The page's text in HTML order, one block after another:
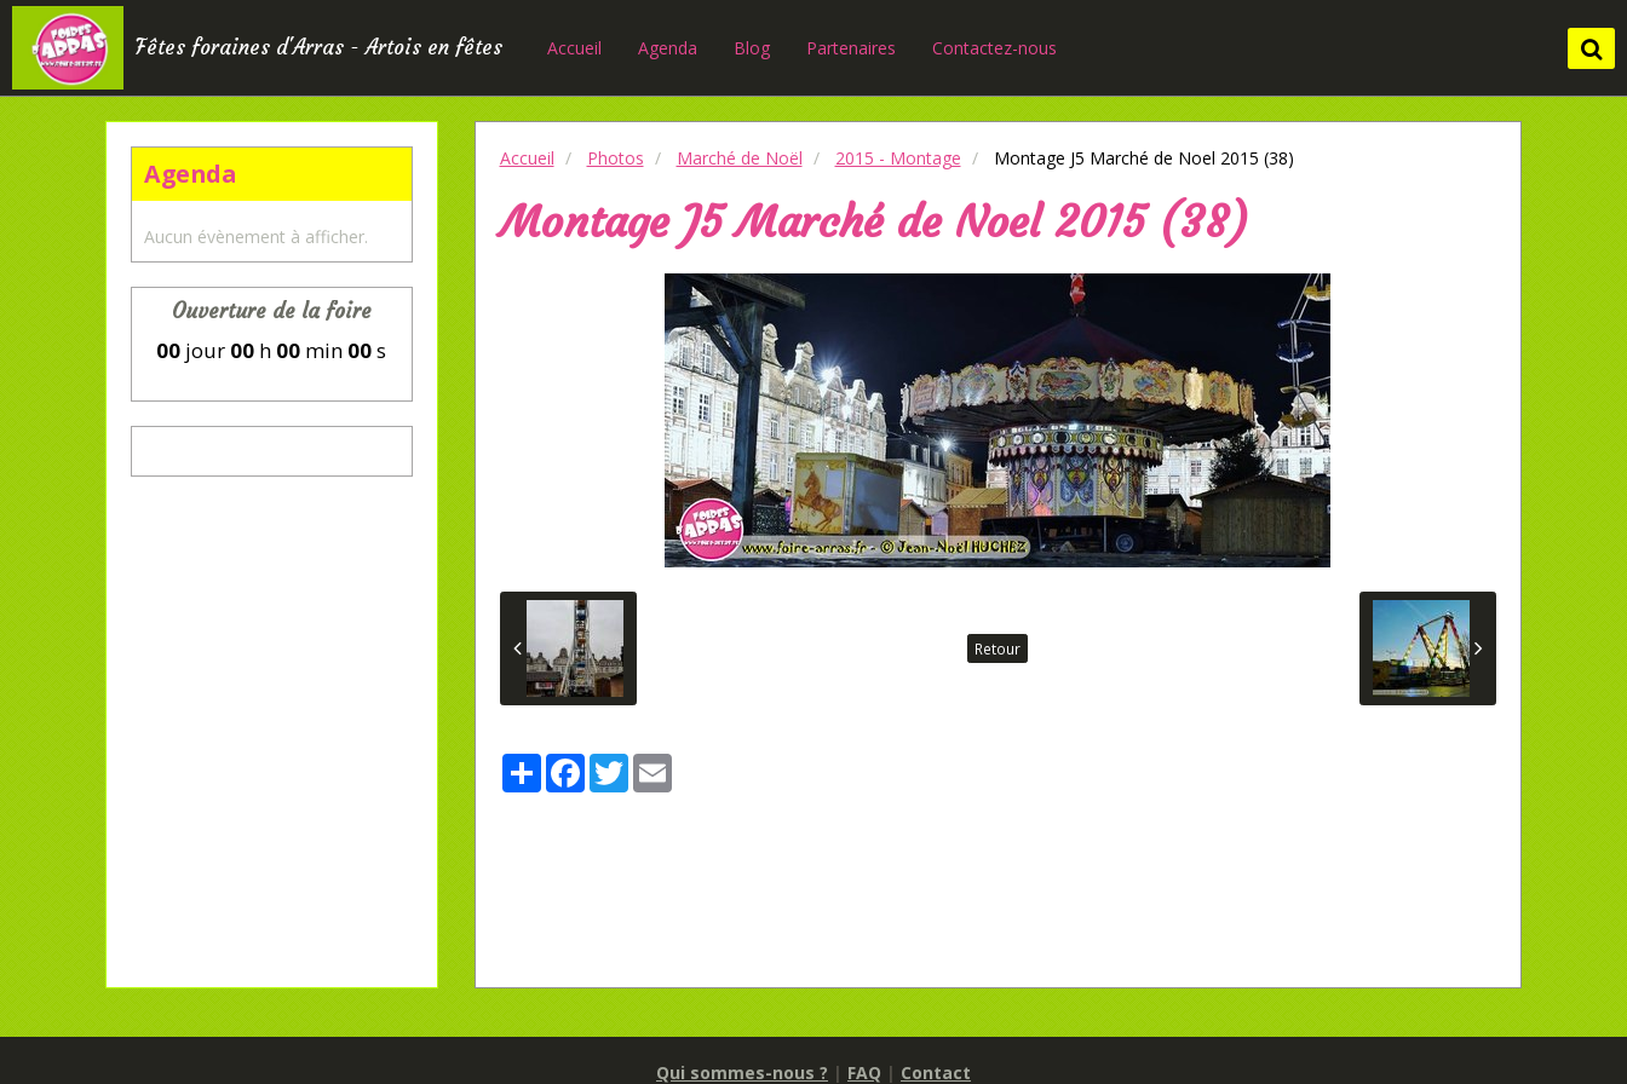
Fêtes foraines d'Arras - Artois en fêtes Accueil Agenda Blog Partenaires Contactez-nous
Accueil Photos Marché de Noël 2015 - Montage Montage J5 Marché de Noel 2015 (38)
Montage J5 Marché de Noel 2015 (38)
Retour
PartagerFacebook
TwitterEmail
Agenda
Aucun évènement à afficher.
Ouverture de la foire
00 jour 00 h 00 min 00s
Qui sommes-nous ? | FAQ | Contact